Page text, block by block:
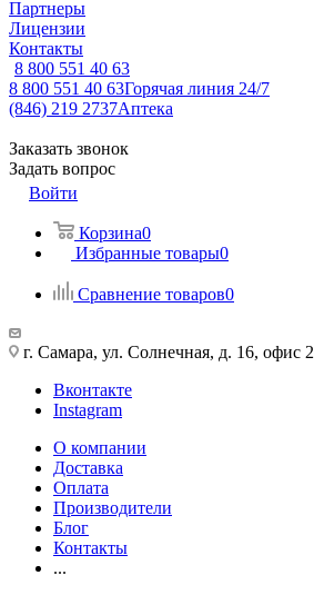
Партнеры
Лицензии
Контакты
8 800 551 40 63
8 800 551 40 63Горячая линия 24/7
(846) 219 2737Аптека
Заказать звонок
Задать вопрос
Войти
Корзина0
Избранные товары0
Сравнение товаров0
г. Самара, ул. Солнечная, д. 16, офис 2
Вконтакте
Instagram
О компании
Доставка
Оплата
Производители
Блог
Контакты
...